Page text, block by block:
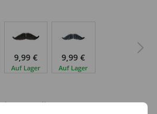
9,99 €
Auf Lager
9,99 €
Auf Lager
Versandkosten